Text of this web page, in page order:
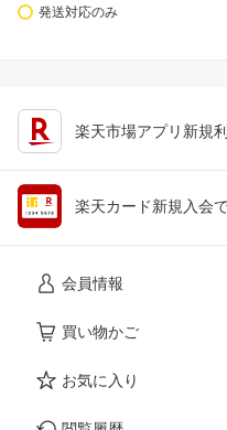
発送対応のみ
楽天市場アプリ新規
楽天カード新規入会
会員情報
買い物かご
お気に入り